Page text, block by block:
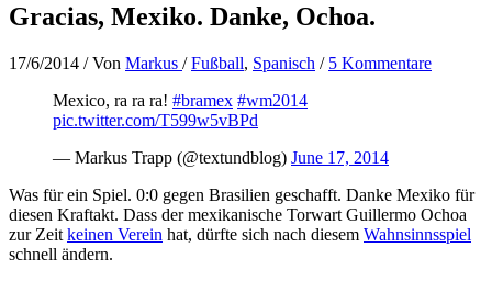
Gracias, Mexiko. Danke, Ochoa.
17/6/2014 / Von Markus /Fußball, Spanisch / 5 Kommentare
Mexico, ra ra ra! #bramex #wm2014
pic.twitter.com/T599w5vBPd
— Markus Trapp (@textundblog) June 17, 2014
Was für ein Spiel. 0:0 gegen Brasilien geschafft. Danke Mexiko für
diesen Kraftakt. Dass der mexikanische Torwart Guillermo Ochoa
zur Zeit keinen Verein hat, dürfte sich nach diesem Wahnsinnsspiel
schnell ändern.